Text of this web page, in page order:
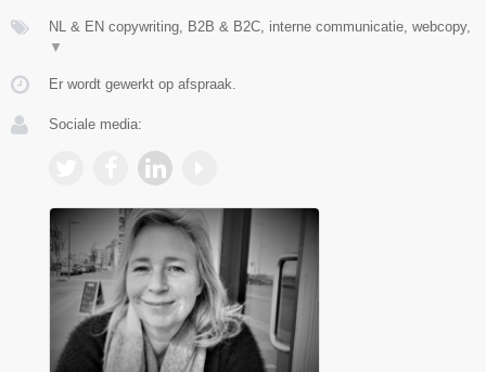
NL & EN copywriting, B2B & B2C, interne communicatie, webcopy,
▼
Er wordt gewerkt op afspraak.
Sociale media: